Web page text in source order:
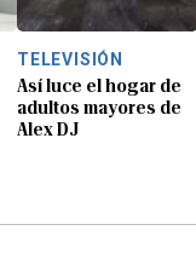
TELEVISIÓN
Así luce el hogar de
adultos mayores de
Alex DJ